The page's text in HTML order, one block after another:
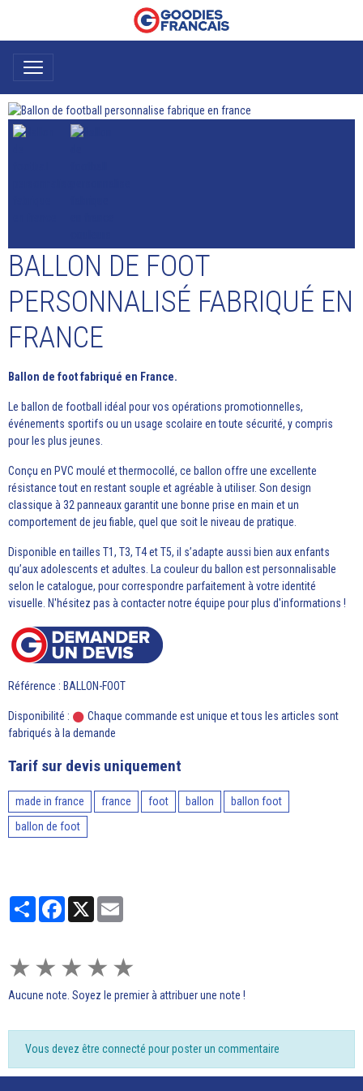
BALLON DE FOOT
PERSONNALISÉ FABRIQUÉ EN
FRANCE
Ballon de foot fabriqué en France.
Le ballon de football idéal pour vos opérations promotionnelles,
événements sportifs ou un usage scolaire en toute sécurité, y compris
pour les plus jeunes.
Conçu en PVC moulé et thermocollé, ce ballon offre une excellente
résistance tout en restant souple et agréable à utiliser. Son design
classique à 32 panneaux garantit une bonne prise en main et un
comportement de jeu fiable, quel que soit le niveau de pratique.
Disponible en tailles T1, T3, T4 et T5, il s’adapte aussi bien aux enfants
qu’aux adolescents et adultes. La couleur du ballon est personnalisable
selon le catalogue, pour correspondre parfaitement à votre identité
visuelle. N'hésitez pas à contacter notre équipe pour plus d'informations !
Référence : BALLON-FOOT
Disponibilité :
Chaque commande est unique et tous les articles sont
fabriqués à la demande
Tarif sur devis uniquement
made in france france foot ballon
ballon foot
ballon de foot
PartagerFacebook
X
★ ★ ★ ★ ★
Aucune note. Soyez le premier à attribuer une note !
Vous devez être connecté pour poster un commentaire